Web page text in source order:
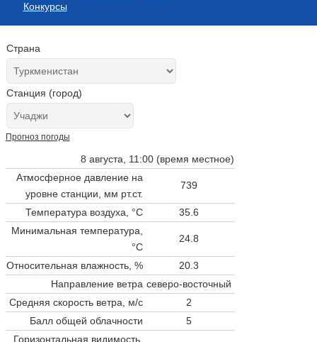
Конкурсы
Страна
Станция (город)
Прогноз погоды
8 августа, 11:00 (время местное)
Атмосферное давление на
уровне станции, мм рт.ст.
739
Температура воздуха, °C
35.6
Минимальная температура,
°C
24.8
Относительная влажность, %
20.3
Направление ветра северо-восточный
Средняя скорость ветра, м/с
2
Балл общей облачности
5
Горизонтальная видимость,